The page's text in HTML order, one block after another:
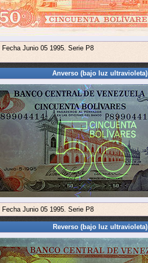
Junio 05 1995. Serie P8
Anverso (bajo luz ultravioleta)
Junio 05 1995. Serie P8
Reverso (bajo luz ultravioleta)